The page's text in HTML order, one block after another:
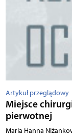
Artykuł przeglądowy
Miejsce
pierwotnej
Maria Hanna